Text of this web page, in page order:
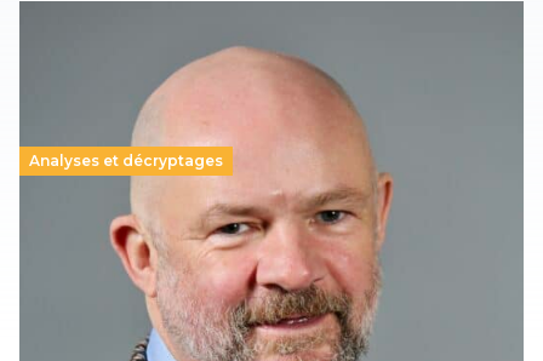
Analyses et décryptages
« Défendre une éducation de qualité » : la
nouvelle campagne du syndicat écossais de
l’éducation
17 septembre 2025 -
Lire la suite →